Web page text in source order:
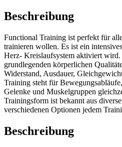
Beschreibung
Functional Training ist perfekt für
trainieren wollen. Es ist ein
Herz- Kreislaufsystem aktiviert
grundlegenden körperlichen
Widerstand, Ausdauer,
Training steht für
Gelenke und Muskelgruppen
Trainingsform ist bekannt aus
verschiedenen Optionen jedem
Beschreibung